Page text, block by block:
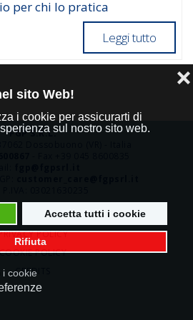
sito Web!
i cookie per assicurarti di
sul nostro sito web.
Accetta tutti i cookie
Rifiuta
❌
i cookie
per chi lo pratica
Leggi tutto
FGP S.R.L.
POLICY
POLICY
CREDITS